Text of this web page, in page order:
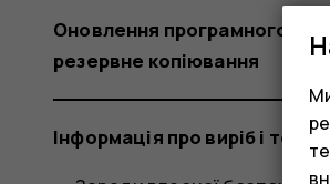
Оновлення програмного
резервне копіювання
Інформація про виріб і